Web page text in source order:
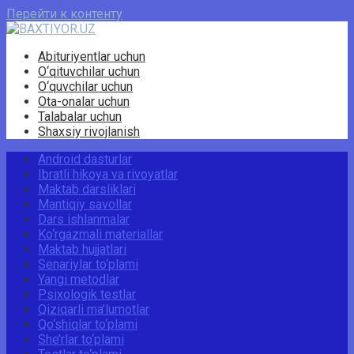
Перейти к контенту
Abituriyentlar uchun
O‘qituvchilar uchun
O‘quvchilar uchun
Ota-onalar uchun
Talabalar uchun
Shaxsiy rivojlanish
Android dasturlar
Ibratli hikoya va rivoyatlar
Maktab darsliklari
Mantiqiy savollar
Dars ishlanmalar
Ko‘rgazmali materiallar
Maktab hujjatlari
Senariylar to‘plami
Yangi metodlar
Psixologik testlar
Qiziqarli ma’lumotlar
Qo‘shiqlar to‘plami
She’rlar to‘plami